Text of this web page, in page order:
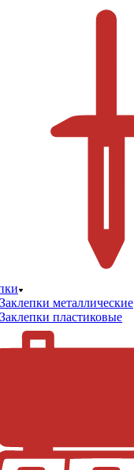
Заклепки металлические
Заклепки пластиковые